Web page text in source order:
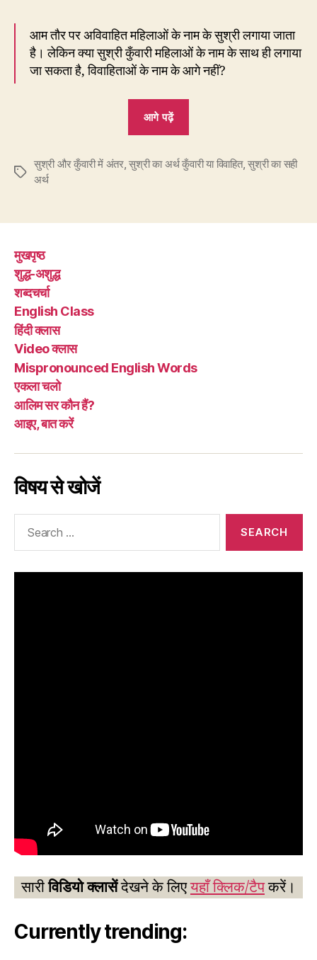
आम तौर पर अविवाहित महिलाओं के नाम के सुश्री लगाया जाता
है। लेकिन क्या सुश्री कुँवारी महिलाओं के नाम के साथ ही लगाया
जा सकता है, विवाहिताओं के नाम के आगे नहीं?
आगे पढ़ें
नाम
लगना
Tags
सुश्री और कुँवारी में अंतर,सुश्री का अर्थ कुँवारी या विवाहित,सुश्री का सही
अर्थ
मुखपृष्ठ
शुद्ध-अशुद्ध
शब्दचर्चा
English Class
हिंदी क्लास
Video क्लास
Mispronounced English Words
एकला चलो
आलिम सर कौन हैं?
आइए, बात करें
विषय से खोजें
सारीविडियो क्लासेंदेखने के लिएयहाँ क्लिक/टैपकरें।
Currently trending: